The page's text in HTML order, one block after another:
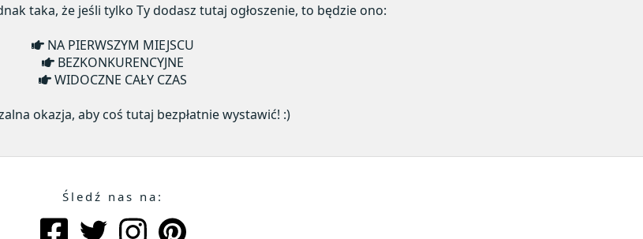
taka, że jeśli tylko Ty dodasz tutaj ogłoszenie, to będzie ono:
NA PIERWSZYM MIEJSCU
BEZKONKURENCYJNE
WIDOCZNE CAŁY CZAS
okazja, aby coś tutaj bezpłatnie wystawić! :)
Śledź nas na: